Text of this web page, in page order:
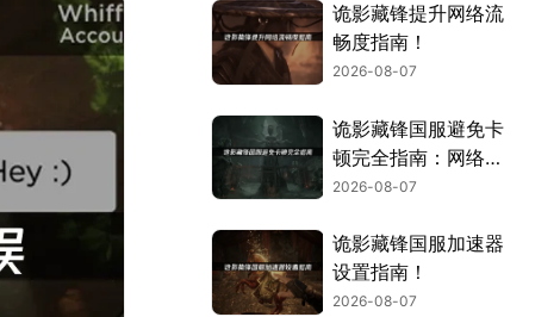
诡影藏锋提升网络流
畅度指南！
2026-08-07
诡影藏锋国服避免卡
顿完全指南：网络优
化与解决技巧！
2026-08-07
诡影藏锋国服加速器
设置指南！
2026-08-07